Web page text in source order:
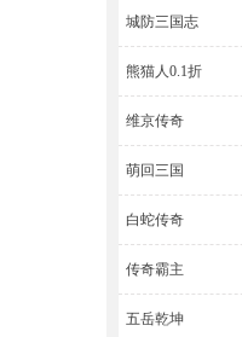
城防三国志
熊猫人0.1折
维京传奇
萌回三国
白蛇传奇
传奇霸主
五岳乾坤